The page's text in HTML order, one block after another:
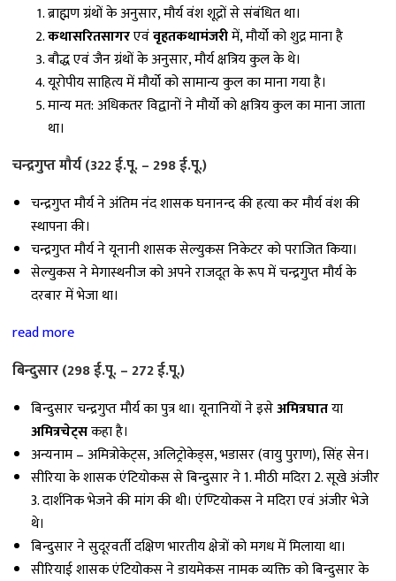
ब्राह्मण ग्रंथों के अनुसार, मौर्य वंश शूद्रों से संबंधित था।
कथासरितसागरएवंवृहतकथामंजरीमें, मौर्यो को शुद्र माना है
बौद्ध एवं जैन ग्रंथों के अनुसार, मौर्य क्षत्रिय कुल के थे।
यूरोपीय साहित्य में मौर्यो को सामान्य कुल का माना गया है।
मान्य मत: अधिकतर विद्वानों ने मौर्यो को क्षत्रिय कुल का माना जाता
था।
चन्द्रगुप्त मौर्य (322 ई.पू. – 298 ई.पू.)
चन्द्रगुप्त मौर्य ने अंतिम नंद शासक घनानन्द की हत्या कर मौर्य वंश की
स्थापना की।
चन्द्रगुप्त मौर्य ने यूनानी शासक सेल्युकस निकेटर को पराजित किया।
सेल्युकस ने मेगास्थनीज को अपने राजदूत के रूप में चन्द्रगुप्त मौर्य के
दरबार में भेजा था।
read more
बिन्दुसार (298 ई.पू. – 272 ई.पू.)
बिन्दुसार चन्द्रगुप्त मौर्य का पुत्र था। यूनानियों ने इसेअमित्रघातया
अमित्रचेट्सकहा है।
अन्यनाम – अमित्रोकेट्स, अलिट्रोकेड्स, भडासर (वायु पुराण), सिंह सेन।
सीरिया के शासक एंटियोकस से बिन्दुसार ने 1. मीठी मदिरा 2. सूखे अंजीर
3. दार्शनिक भेजने की मांग की थी। एंण्टियोकस ने मदिरा एवं अंजीर भेजे
थे।
बिन्दुसार ने सुदूरवर्ती दक्षिण भारतीय क्षेत्रों को मगध में मिलाया था।
सीरियाई शासक एंटियोकस ने डायमेकस नामक व्यक्ति को बिन्दुसार के